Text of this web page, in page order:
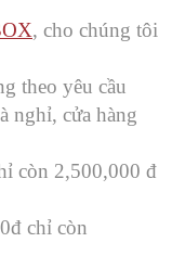
, cho chúng tôi
theo yêu cầu
nghỉ, cửa hàng
còn 2,500,000 đ
chỉ còn